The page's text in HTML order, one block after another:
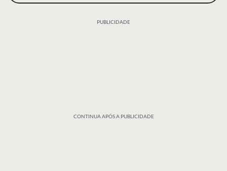
PUBLICIDADE
CONTINUA APÓS A PUBLICIDADE